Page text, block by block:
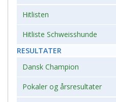
Hitlisten
Hitliste Schweisshunde
RESULTATER
Dansk Champion
Pokaler og årsresultater